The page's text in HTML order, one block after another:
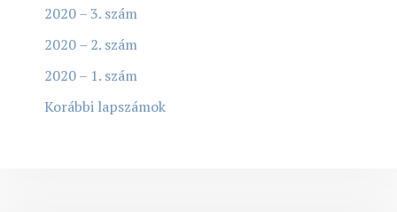
2020 – 3. szám
2020 – 2. szám
2020 – 1. szám
Korábbi lapszámok